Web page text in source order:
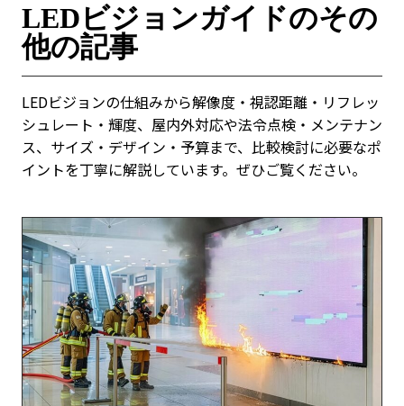
LEDビジョンガイドのその
他の記事
LEDビジョンの仕組みから解像度・視認距離・リフレッ
シュレート・輝度、屋内外対応や法令点検・メンテナン
ス、サイズ・デザイン・予算まで、比較検討に必要なポ
イントを丁寧に解説しています。ぜひご覧ください。